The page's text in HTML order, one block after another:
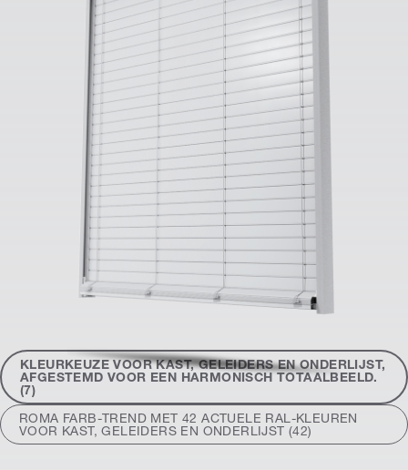
KLEURKEUZE VOOR KAST, GELEIDERS EN ONDERLIJST,
AFGESTEMD VOOR EEN HARMONISCH TOTAALBEELD.
(7)
ROMA FARB-TREND MET 42 ACTUELE RAL-KLEUREN
VOOR KAST, GELEIDERS EN ONDERLIJST (42)